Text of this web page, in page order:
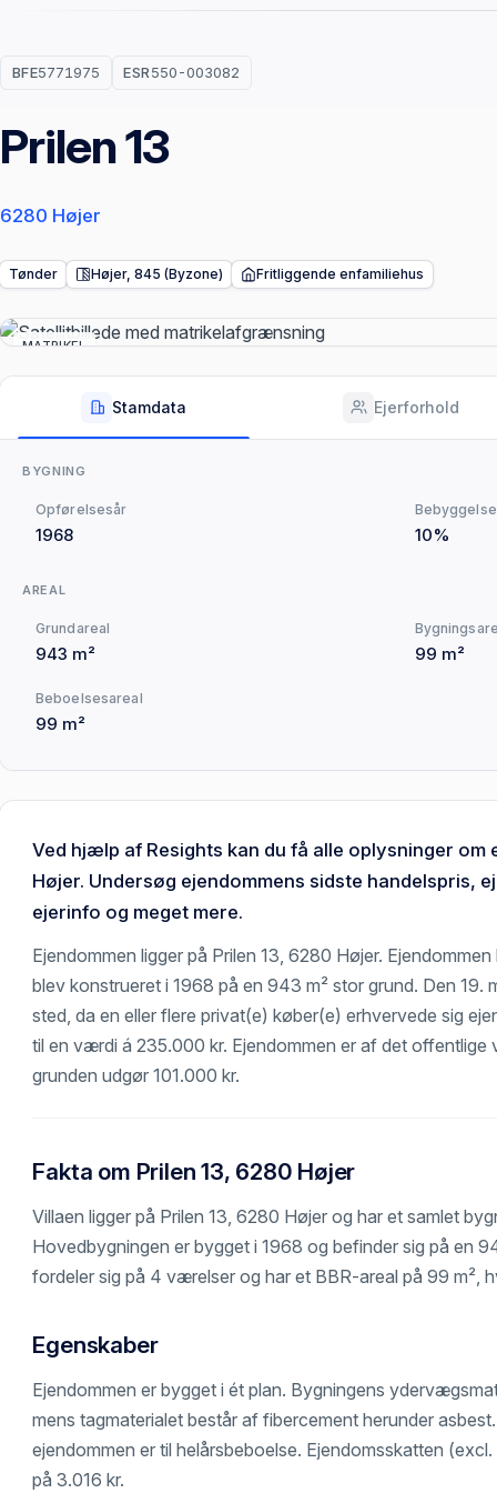
BFE5771975 ESR550-003082
Prilen 13
6280 Højer
Tønder Højer, 845 (Byzone) Fritliggende enfamiliehus
MATRIKEL
Stamdata Ejerforhold
BYGNING
Opførelsesår
1968 10%
AREAL
Grundareal
943 m² 99 m²
Beboelsesareal
99 m²
Ved hjælp af Resights kan du få alle oplysninger om
Højer. Undersøg ejendommens sidste handelspris,
ejerinfo og meget mere.
Ejendommen ligger på Prilen 13, 6280 Højer.
blev konstrueret i 1968 på en 943 m² stor grund. Den 19.
sted, da en eller flere privat(e) køber(e) erhvervede sig
til en værdi á 235.000 kr. Ejendommen er af det offentlige
grunden udgør 101.000 kr.
Fakta om Prilen 13, 6280 Højer
Villaen ligger på Prilen 13, 6280 Højer og har et samlet
Hovedbygningen er bygget i 1968 og befinder sig på en
fordeler sig på 4 værelser og har et BBR-areal på 99 m²,
Egenskaber
Ejendommen er bygget i ét plan. Bygningens
mens tagmaterialet består af fibercement herunder
ejendommen er til helårsbeboelse. Ejendomsskatten
på 3.016 kr.